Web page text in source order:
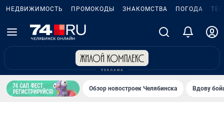
НЕДВИЖИМОСТЬ ПРОМОКОДЫ ЗНАКОМСТВА ПОГОДА
Обзор новостроек Челябинска Вдову